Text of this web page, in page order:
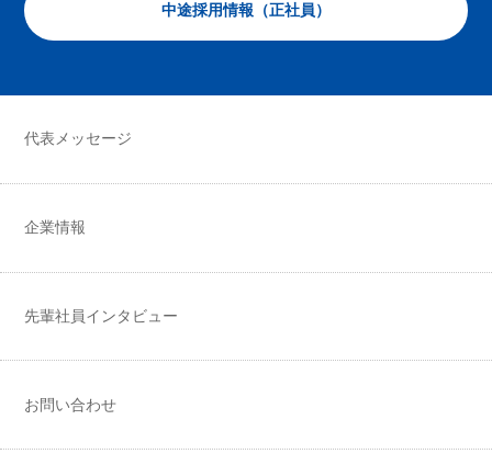
中途採用情報（正社員）
代表メッセージ
企業情報
先輩社員インタビュー
お問い合わせ